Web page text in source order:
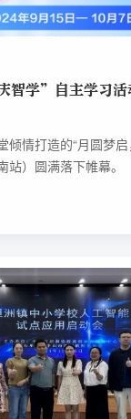
智学”自主学习活
倾情打造的“月圆梦
站）圆满落下帷幕。